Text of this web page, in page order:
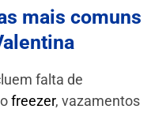
mais comuns
falta de
freezer, vazamentos